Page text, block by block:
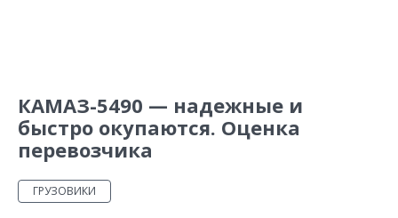
КАМАЗ-5490 — надежные и
быстро окупаются. Оценка
перевозчика
ГРУЗОВИКИ